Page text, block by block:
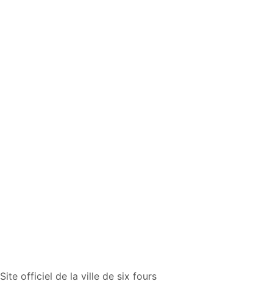
Site officiel de la ville de six fours